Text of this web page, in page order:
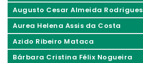
Augusto Cesar Almeida Rodrigues
Aurea Helena Assis da Costa
Azido Ribeiro Mataca
Bárbara Cristina Félix Nogueira